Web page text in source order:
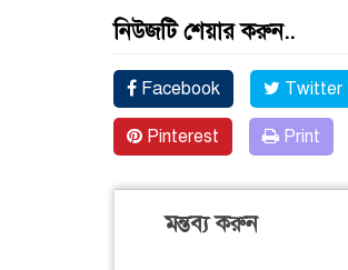
নিউজটি শেয়ার করুন..
Facebook Twitter
Pinterest Print
মন্তব্য করুন